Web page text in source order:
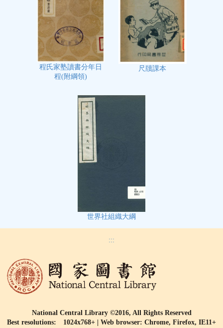
程氏家塾讀書分年日
程(附綱領)
尺牘課本
世界社組織大綱
:::
National Central Library ©2016, All Rights Reserved
Best resolutions: 1024x768+ | Web browser: Chrome, Firefox, IE11+